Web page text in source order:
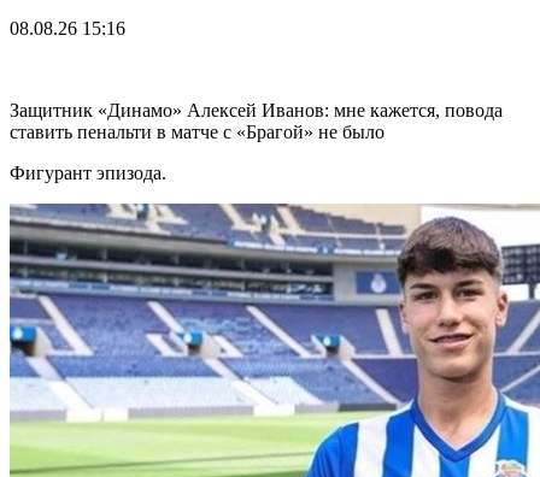
08.08.26 15:16
Защитник «Динамо» Алексей Иванов: мне кажется, повода
ставить пенальти в матче с «Брагой» не было
Фигурант эпизода.